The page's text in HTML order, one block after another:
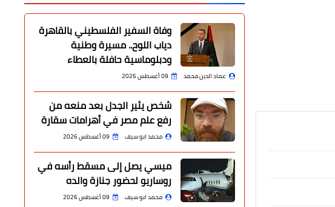
وفاة السفير الفلسطيني بالقاهرة
دياب اللوح.. مسيرة وطنية
ودبلوماسية حافلة بالعطاء
عماد الدين محمد 09 أغسطس 2026
شخص يثير الجدل بعد منعه من
رفع علم مصر في أهرامات سقارة
محمد ابو سيف 09 أغسطس 2026
ميسي يصل إلى مسقط رأسه في
روساريو لحضور جنازة والده
محمد ابو سيف 09 أغسطس 2026